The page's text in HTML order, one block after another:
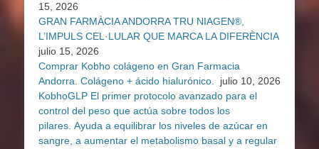
15, 2026
GRAN FARMÀCIA ANDORRA TRU NIAGEN®,
L’IMPULS CEL·LULAR QUE MARCA LA DIFERÈNCIA
julio 15, 2026
Comprar Kobho colágeno en Gran Farmacia
Andorra. Colágeno + ácido hialurónico.
julio 10, 2026
KobhoGLP El primer protocolo avanzado para el
control del peso que actúa sobre todos los
pilares. Ayuda a equilibrar los niveles de azúcar en
sangre, a aumentar el metabolismo basal y a regular